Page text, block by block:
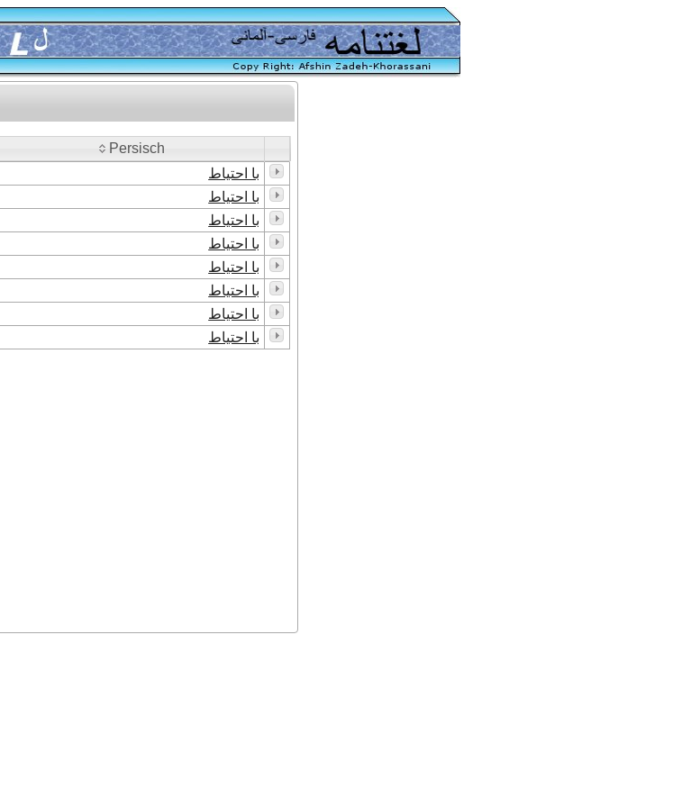
Persisch
با احتیاط
با احتیاط
با احتیاط
با احتیاط
با احتیاط
با احتیاط
با احتیاط
با احتیاط